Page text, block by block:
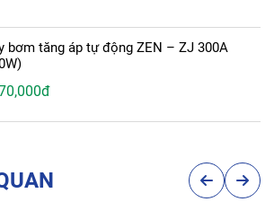
bơm tăng áp tự động ZEN – ZJ 300A